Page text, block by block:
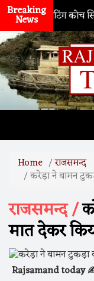
Breaking
News
के बैटिंग कोच सितांशु
Home राजसमन्द
करेड़ा ने बामन
राजसमन्द /
मात देकर
Rajsamand